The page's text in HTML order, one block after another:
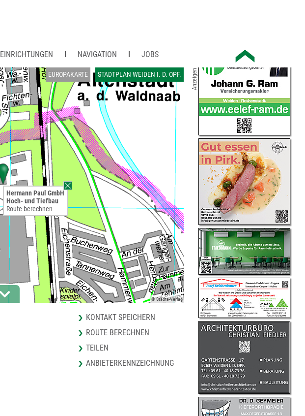
EINRICHTUNGEN NAVIGATION JOBS
EUROPAKARTE STADTPLAN WEIDEN I. D. OPF.
© Städte-Verlag
Hermann Paul GmbH
Hoch- und Tiefbau
Route berechnen
KONTAKT SPEICHERN
ROUTE BERECHNEN
TEILEN
ANBIETERKENNZEICHNUNG
Anzeigen